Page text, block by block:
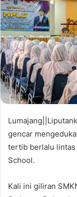
m
l
gencar
tertib berlalu lintas
School.
Kali ini giliran